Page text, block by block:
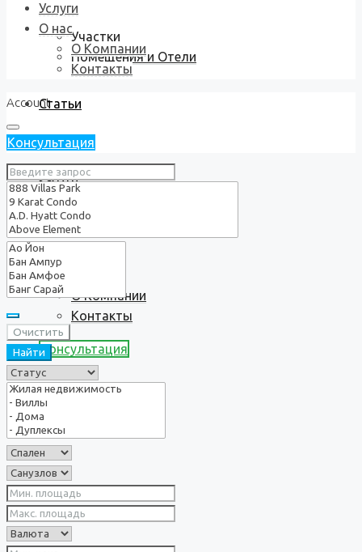
Участки
Помещения и Отели
Статьи
Услуги
О нас
О Компании
Контакты
Консультация
Услуги
О нас
О Компании
Контакты
Account
Консультация
Очистить
Найти